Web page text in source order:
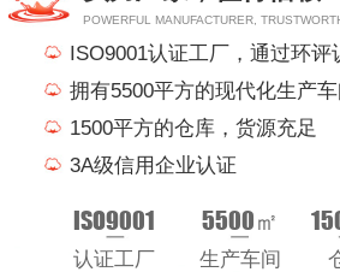
POWERFUL MANUFACTURER,
ISO9001认证工厂，通过环评
拥有5500平方的现代化生产
1500平方的仓库，货源充足
3A级信用企业认证
ISO9001
认证工厂
5500㎡
生产车间